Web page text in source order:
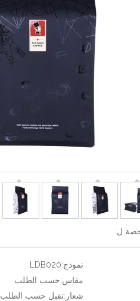
ل:
نموذج:LDB020
مقاس:حسب الطلب
شعار:تقبل حسب الطلب